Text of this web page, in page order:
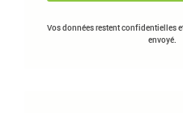
Vos données restent confidentielles
envoyé.